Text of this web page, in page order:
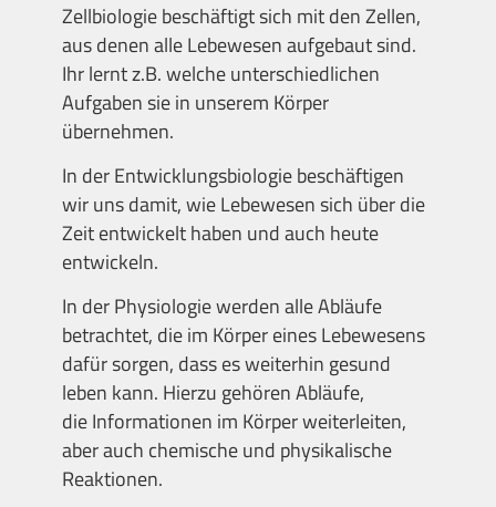
Zellbiologie beschäftigt sich mit den Zellen,
aus denen alle Lebewesen aufgebaut sind.
Ihr lernt z.B. welche unterschiedlichen
Aufgaben sie in unserem Körper
übernehmen.
In der Entwicklungsbiologie beschäftigen
wir uns damit, wie Lebewesen sich über die
Zeit entwickelt haben und auch heute
entwickeln.
In der Physiologie werden alle Abläufe
betrachtet, die im Körper eines Lebewesens
dafür sorgen, dass es weiterhin gesund
leben kann. Hierzu gehören Abläufe,
die Informationen im Körper weiterleiten,
aber auch chemische und physikalische
Reaktionen.